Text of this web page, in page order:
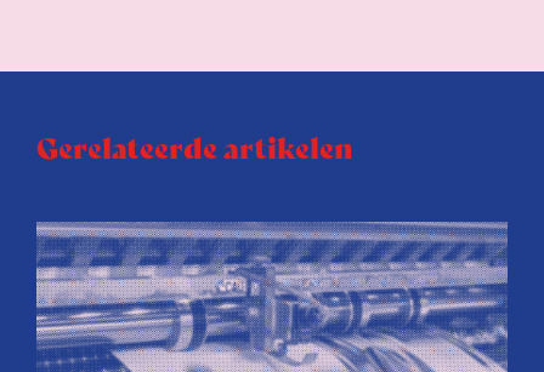
Gerelateerde artikelen